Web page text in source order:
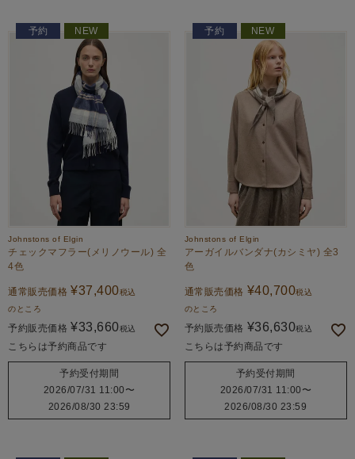
予約 NEW
Johnstons of Elgin
チェックマフラー(メリノウール) 全
4色
通常販売価格 ¥37,400税込
のところ
予約販売価格 ¥33,660税込
こちらは予約商品です
予約受付期間
2026/07/31 11:00 〜
2026/08/30 23:59
予約 NEW
Johnstons of Elgin
アーガイルバンダナ(カシミヤ) 全3
色
通常販売価格 ¥40,700税込
のところ
予約販売価格 ¥36,630税込
こちらは予約商品です
予約受付期間
2026/07/31 11:00 〜
2026/08/30 23:59